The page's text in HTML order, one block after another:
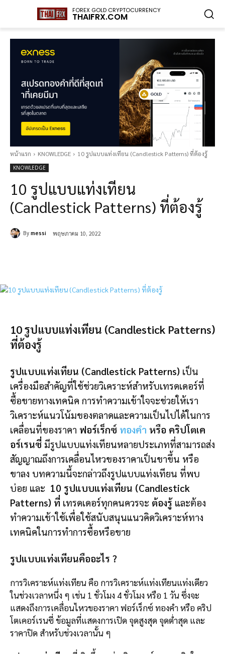
FOREX GOLD CRYPTOCURRENCY
THAIFRX.COM
หน้าแรก KNOWLEDGE 10 รูปแบบแท่งเทียน (Candlestick Patterns) ที่ต้องรู้
KNOWLEDGE
10 รูปแบบแท่งเทียน
(Candlestick Patterns) ที่ต้องรู้
By messi พฤษภาคม 10, 2022
10 รูปแบบแท่งเทียน (Candlestick Patterns)
ที่ต้องรู้
รูปแบบแท่งเทียน (Candlestick Patterns) เป็น
เครื่องมือสำคัญที่ใช้ช่วยวิเคราะห์สำหรับเทรดเดอร์ที่
ซื้อขายทางเทคนิค การทำความเข้าใจจะช่วยให้เรา
วิเคราะห์แนวโน้มของตลาดและความเป็นไปได้ในการ
เคลื่อนที่ของราคา ฟอร์เร็กซ์ ทองคำ หรือ คริปโตเค
อร์เรนซี่ มีรูปแบบแท่งเทียนหลายประเภทที่สามารถส่ง
สัญญาณถึงการเคลื่อนไหวของราคาเป็นขาขึ้น หรือ
ขาลง บทความนี้จะกล่าวถึงรูปแบบแท่งเทียน ที่พบ
บ่อย และ 10 รูปแบบแท่งเทียน (Candlestick
Patterns) ที่ เทรดเดอร์ทุกคนควรจะ ต้องรู้และต้อง
ทำความเข้าใช้เพื่อใช้สนับสนุนแนวคิดวิเคราะห์ทาง
เทคนิคในการทำการซื้อหรือขาย
รูปแบบแท่งเทียนคืออะไร ?
การวิเคราะห์แท่งเทียน คือ การวิเคราะห์แท่งเทียนแท่งเดียว
ในช่วงเวลาหนึ่ง ๆ เช่น 1 ชั่วโมง 4 ชั่วโมง หรือ 1 วัน ซึ่งจะ
แสดงถึงการเคลื่อนไหวของราคา ฟอร์เร็กซ์ ทองคำ หรือ คริป
โตเคอร์เรนซี่ ข้อมูลที่แสดงการเปิด จุดสูงสุด จุดต่ำสุด และ
ราคาปิด สำหรับช่วงเวลานั้น ๆ